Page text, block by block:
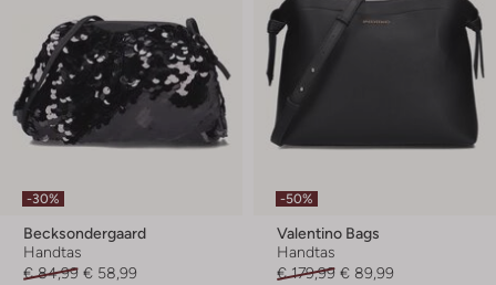
-30%
Becksondergaard
Handtas
€ 84,99 € 58,99
-50%
Valentino Bags
Handtas
€ 179,99 € 89,99